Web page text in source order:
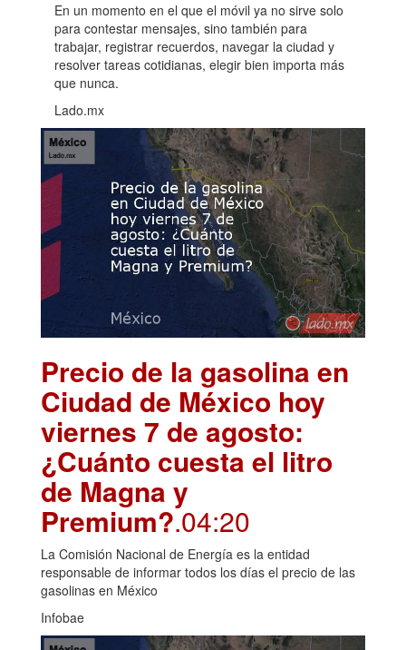
En un momento en el que el móvil ya no sirve solo
para contestar mensajes, sino también para
trabajar, registrar recuerdos, navegar la ciudad y
resolver tareas cotidianas, elegir bien importa más
que nunca.
Lado.mx
Precio de la gasolina en
Ciudad de México hoy
viernes 7 de agosto:
¿Cuánto cuesta el litro
de Magna y
Premium?.04:20
La Comisión Nacional de Energía es la entidad
responsable de informar todos los días el precio de las
gasolinas en México
Infobae